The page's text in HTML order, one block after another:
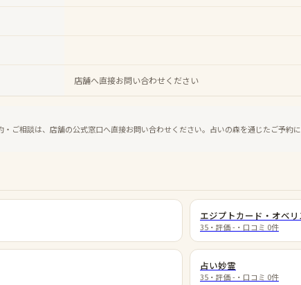
店舗へ直接お問い合わせください
ご相談は、店舗の公式窓口へ直接お問い合わせください。占いの森を通じたご予約
エジプトカード・オベリ
35 ・評価 - ・口コミ 0件
占い妙霊
35 ・評価 - ・口コミ 0件